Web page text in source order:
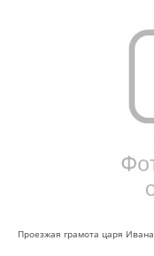
Проезжая грамота царя